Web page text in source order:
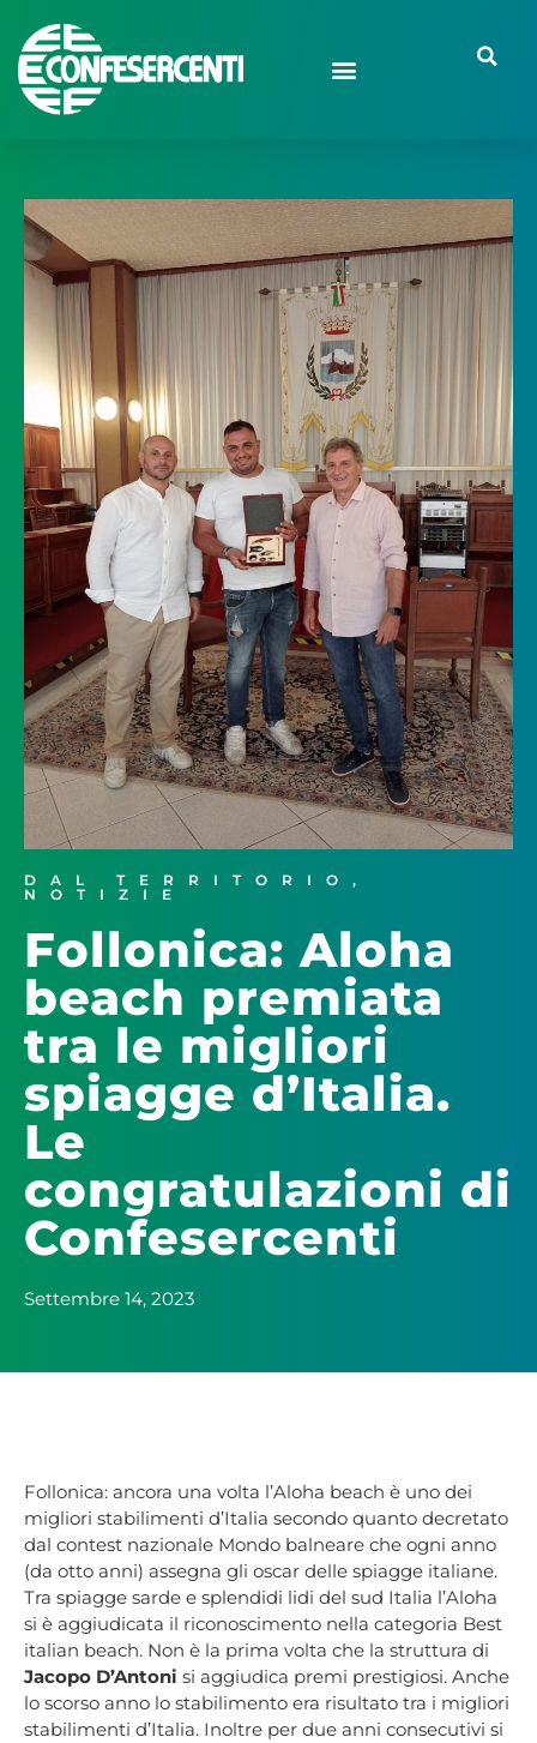
DAL TERRITORIO ,
NOTIZIE
Follonica: Aloha
beach premiata
tra le migliori
spiagge d’Italia.
Le
congratulazioni di
Confesercenti
Settembre 14, 2023
Follonica: ancora una volta l’Aloha beach è uno dei
migliori stabilimenti d’Italia secondo quanto decretato
dal contest nazionale Mondo balneare che ogni anno
(da otto anni) assegna gli oscar delle spiagge italiane.
Tra spiagge sarde e splendidi lidi del sud Italia l’Aloha
si è aggiudicata il riconoscimento nella categoria Best
italian beach. Non è la prima volta che la struttura di
Jacopo D’Antoni si aggiudica premi prestigiosi. Anche
lo scorso anno lo stabilimento era risultato tra i migliori
stabilimenti d’Italia. Inoltre per due anni consecutivi si